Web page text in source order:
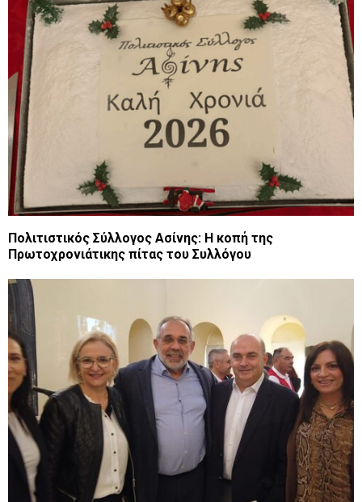
Πολιτιστικός Σύλλογος Ασίνης: H κοπή της
Πρωτοχρονιάτικης πίτας του Συλλόγου